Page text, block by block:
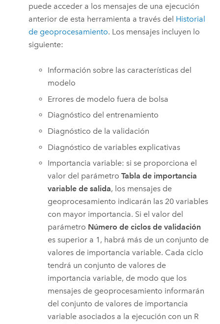
puede acceder a los mensajes de una ejecución
anterior de esta herramienta a través del Historial
de geoprocesamiento. Los mensajes incluyen lo
siguiente:
Información sobre las características del
modelo
Errores de modelo fuera de bolsa
Diagnóstico del entrenamiento
Diagnóstico de la validación
Diagnóstico de variables explicativas
Importancia variable: si se proporciona el
valor del parámetroTabla de importancia
variable de salida, los mensajes de
geoprocesamiento indicarán las 20 variables
con mayor importancia. Si el valor del
parámetro Número de ciclos de validación
es superior a 1, habrá más de un conjunto de
valores de importancia variable. Cada ciclo
tendrá un conjunto de valores de
importancia variable, de modo que los
mensajes de geoprocesamiento informarán
del conjunto de valores de importancia
variable asociados a la ejecución con un R